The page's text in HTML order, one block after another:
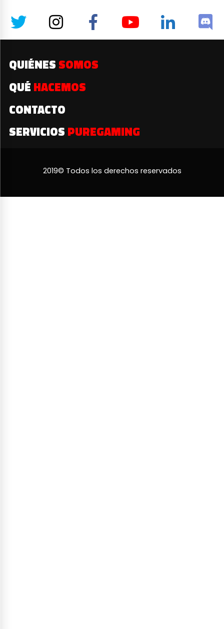
QUIÉNES SOMOS
QUÉ HACEMOS
CONTACTO
SERVICIOS PUREGAMING
2019© Todos los derechos reservados